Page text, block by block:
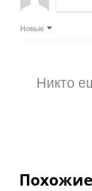
Новые
Никто